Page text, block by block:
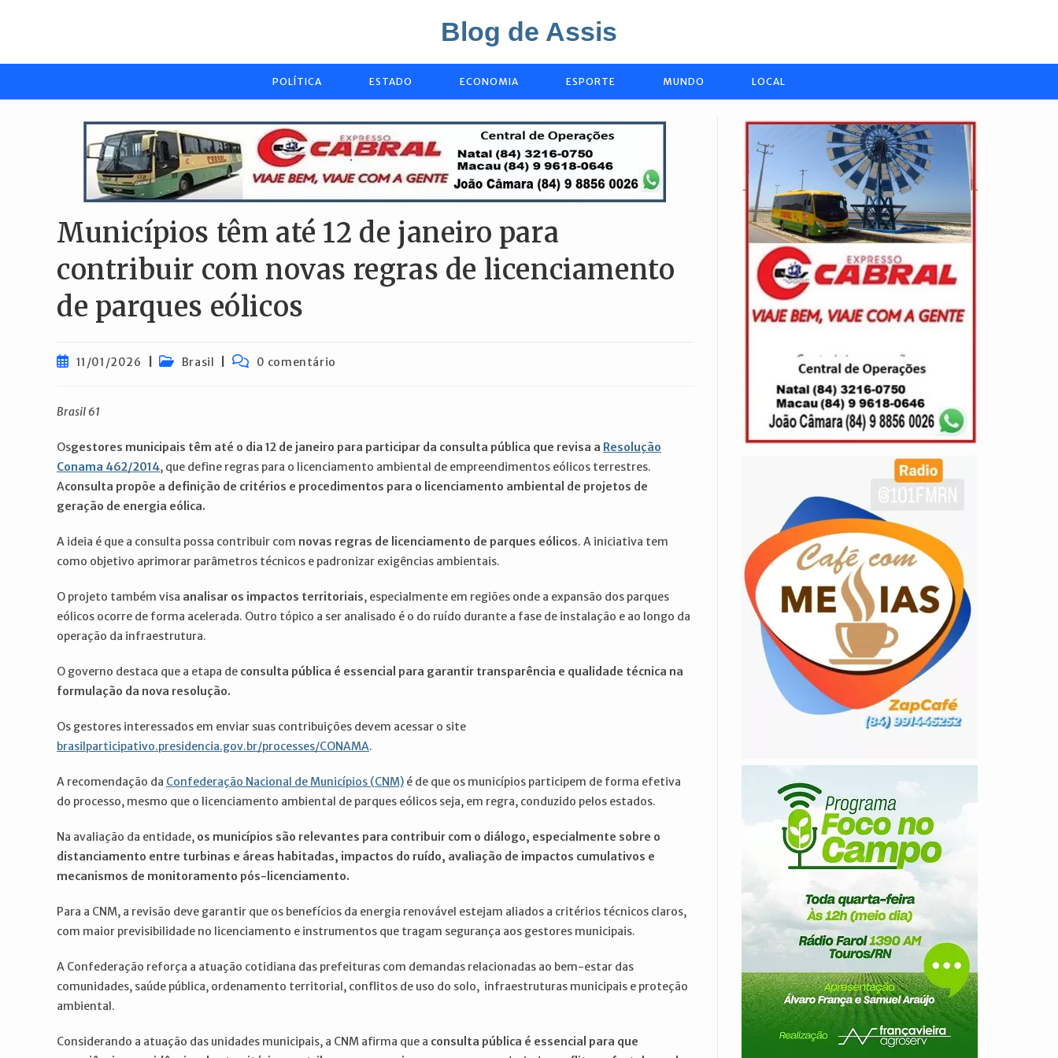
conteúdo
Blog de Assis
POLÍTICA ESTADO ECONOMIA ESPORTE MUNDO LOCAL
Municípios têm até 12 de janeiro para
contribuir com novas regras de licenciamento
de parques eólicos
Post11/01/2026
Categoria
Brasil
Comentários
0 comentário
Brasil 61
Osgestores municipais têm até o dia 12 de janeiro para participar da consulta pública que revisa a Resolução
Conama 462/2014, que define regras para o licenciamento ambiental de empreendimentos eólicos terrestres.
Aconsulta propõe a definição de critérios e procedimentos para o licenciamento ambiental de projetos de
geração de energia eólica.
A ideia é que a consulta possa contribuir com novas regras de licenciamento de parques eólicos. A iniciativa tem
como objetivo aprimorar parâmetros técnicos e padronizar exigências ambientais.
O projeto também visa analisar os impactos territoriais, especialmente em regiões onde a expansão dos parques
eólicos ocorre de forma acelerada. Outro tópico a ser analisado é o do ruído durante a fase de instalação e ao longo da
operação da infraestrutura.
O governo destaca que a etapa de consulta pública é essencial para garantir transparência e qualidade técnica na
formulação da nova resolução.
Os gestores interessados em enviar suas contribuições devem acessar o site
brasilparticipativo.presidencia.gov.br/processes/CONAMA.
A recomendação da Confederação Nacional de Municípios (CNM) é de que os municípios participem de forma efetiva
do processo, mesmo que o licenciamento ambiental de parques eólicos seja, em regra, conduzido pelos estados.
Na avaliação da entidade, os municípios são relevantes para contribuir com o diálogo, especialmente sobre o
distanciamento entre turbinas e áreas habitadas, impactos do ruído, avaliação de impactos cumulativos e
mecanismos de monitoramento pós-licenciamento.
Para a CNM, a revisão deve garantir que os benefícios da energia renovável estejam aliados a critérios técnicos claros,
com maior previsibilidade no licenciamento e instrumentos que tragam segurança aos gestores municipais.
A Confederação reforça a atuação cotidiana das prefeituras com demandas relacionadas ao bem-estar das
comunidades, saúde pública, ordenamento territorial, conflitos de uso do solo, infraestruturas municipais e proteção
ambiental.
Considerando a atuação das unidades municipais, a CNM afirma que a consulta pública é essencial para que